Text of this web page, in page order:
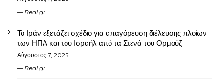
Real.gr
Το Ιράν εξετάζει σχέδιο για απαγόρευση διέλευσης πλοίων
των ΗΠΑ και του Ισραήλ από τα Στενά του Ορμούζ
Αύγουστος 7, 2026
Real.gr